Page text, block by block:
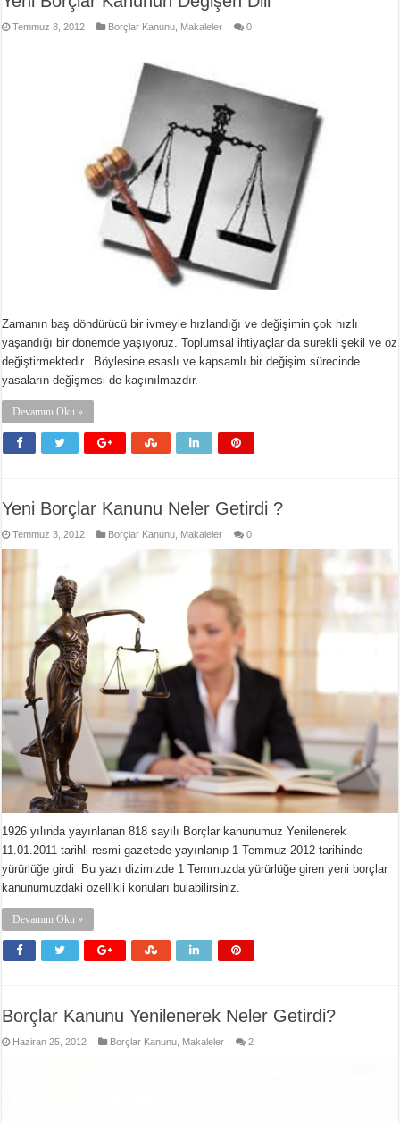
Temmuz 8, 2012 Borçlar Kanunu Makaleler 0
Zamanın baş döndürücü bir ivmeyle hızlandığı ve değişimin çok hızlı
yaşandığı bir dönemde yaşıyoruz. Toplumsal ihtiyaçlar da sürekli şekil ve öz
değiştirmektedir. Böylesine esaslı ve kapsamlı bir değişim sürecinde
yasaların değişmesi de kaçınılmazdır.
Devamını Oku »
Yeni Borçlar Kanunu Neler Getirdi ?
Temmuz 3, 2012 Borçlar Kanunu Makaleler 0
1926 yılında yayınlanan 818 sayılı Borçlar kanunumuz Yenilenerek
11.01.2011 tarihli resmi gazetede yayınlanıp 1 Temmuz 2012 tarihinde
yürürlüğe girdi Bu yazı dizimizde 1 Temmuzda yürürlüğe giren yeni borçlar
kanunumuzdaki özellikli konuları bulabilirsiniz.
Devamını Oku »
Borçlar Kanunu Yenilenerek Neler Getirdi?
Haziran 25, 2012 Borçlar Kanunu Makaleler 2